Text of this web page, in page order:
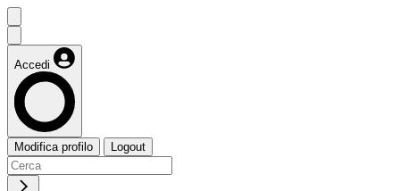
Accedi
Modifica profilo Logout